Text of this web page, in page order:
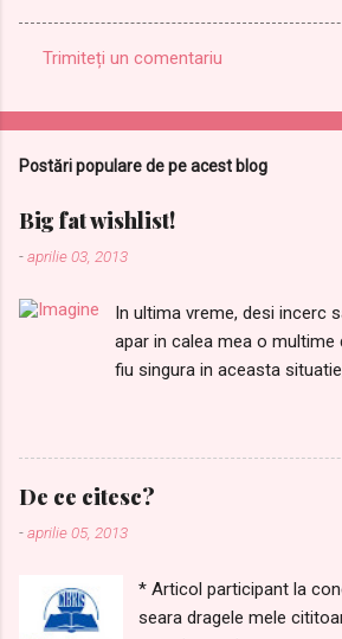
o
n
t
r
Trimiteți un comentariu
Postări populare de pe acest blog
Big fat wishlist!
-aprilie 03, 2013
In ultima vreme, desi incerc
apar in calea mea o multime
fiu singura in aceasta
aleatorie: 1.Samponul meu
Recovery de AICI 2.
perfect samponul de mai
ca niciodata nu avem
strica urmatoarele produse:
rujuri L'oreal Rouge
Coral, de AICI . Nu e
De ce citesc?
-aprilie 05, 2013
* Articol participant la
seara dragele mele